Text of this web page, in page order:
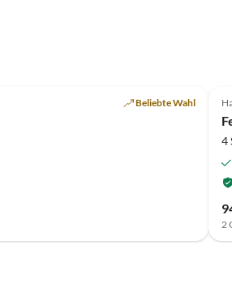
Beliebte Wahl
4
2